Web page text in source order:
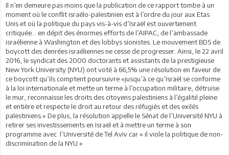
Il n’en demeure pas moins que la publication de ce rapport tombe à un
moment où le conflit israélo-palestinien est à l’ordre du jour aux Etas
Unis et où la politique du pays vis-à-vis d’Israël est ouvertement
critiquée… en dépit des énormes efforts de l’AIPAC, de l’ambassade
israélienne à Washington et des lobbys sionistes. Le mouvement BDS de
boycott des denrées israéliennes ne cesse de progresser. Ainsi, le 22 avril
2016, le syndicat des 2000 doctorants et assistants de la prestigieuse
New York University (NYU) ont voté à 66,5% une résolution en faveur de
ce boycott qu’ils comptent poursuivre «jusqu’à ce qu’Israël se conforme
à la loi internationale et mette un terme à l’occupation militaire, détruise
le mur, reconnaisse les droits des citoyens palestiniens à l’égalité pleine
et entière et respecte le droit au retour des réfugiés et des exilés
palestiniens.» De plus, la résolution appelle le Sénat de l’Université NYU à
retirer ses investissements en Israël et à mettre un terme à son
programme avec l’Université de Tel Aviv car « il viole la politique de non-
discrimination de la NYU.»